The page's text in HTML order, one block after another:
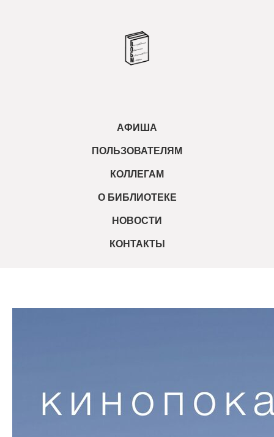
АФИША
ПОЛЬЗОВАТЕЛЯМ
КОЛЛЕГАМ
О БИБЛИОТЕКЕ
НОВОСТИ
КОНТАКТЫ